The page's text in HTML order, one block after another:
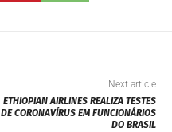
Next article
ETHIOPIAN AIRLINES REALIZA TESTES
DE CORONAVÍRUS EM FUNCIONÁRIOS
DO BRASIL